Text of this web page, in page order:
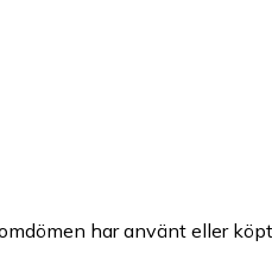
har använt eller